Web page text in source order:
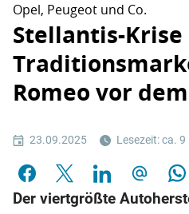
Opel, Peugeot und Co.
Stellantis-
Romeo vor
23.09.2025 Lesezeit: ca.
Der viertgrößte